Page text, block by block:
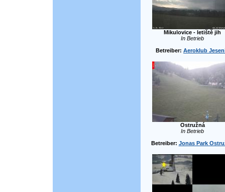
Mikulovice - letiště jih
In Betrieb
Betreiber: Aeroklub
Ostružná
In Betrieb
Betreiber: Jonas Park